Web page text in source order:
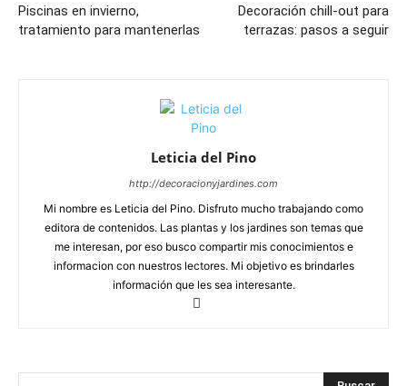
Piscinas en invierno,
tratamiento para mantenerlas
Decoración chill-out para
terrazas: pasos a seguir
Leticia del Pino
http://decoracionyjardines.com
Mi nombre es Leticia del Pino. Disfruto mucho trabajando como
editora de contenidos. Las plantas y los jardines son temas que
me interesan, por eso busco compartir mis conocimientos e
informacion con nuestros lectores. Mi objetivo es brindarles
información que les sea interesante.